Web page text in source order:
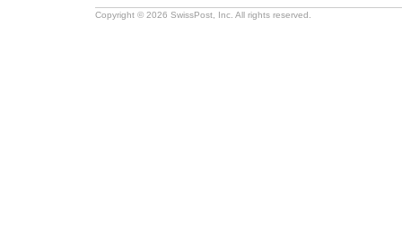
Copyright © 2026 SwissPost, Inc. All rights reserved.